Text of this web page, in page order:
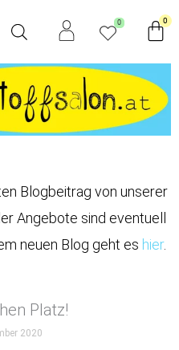
0 0
Blogbeitrag von unserer
Angebote sind eventuell
neuen Blog geht es hier.
Platz!
2020